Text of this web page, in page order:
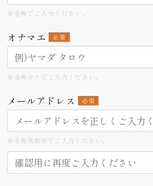
※全角でご入力ください。
オナマエ 必須
※全角カナでご入力ください。
メールアドレス 必須
※半角英数字でご入力ください。